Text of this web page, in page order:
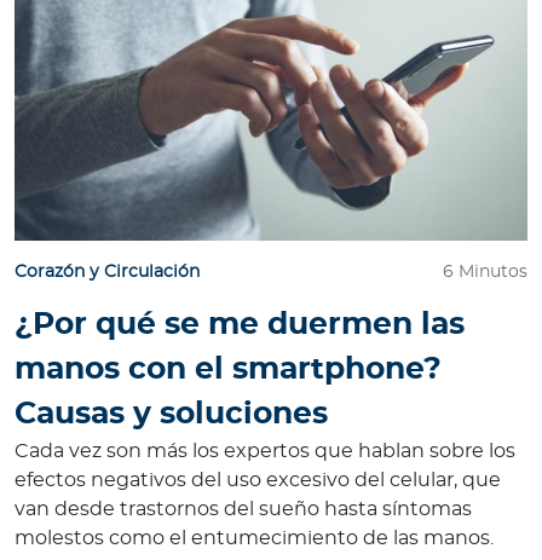
Corazón y Circulación 6 Minutos
¿Por qué se me duermen las
manos con el smartphone?
Causas y soluciones
Cada vez son más los expertos que hablan sobre los
efectos negativos del uso excesivo del celular, que
van desde trastornos del sueño hasta síntomas
molestos como el entumecimiento de las manos.